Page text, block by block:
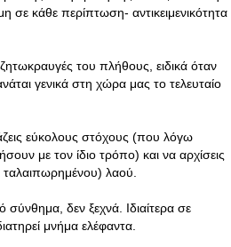
σε κάθε περίπτωση- αντικειμενικότητα
του πλήθους, ειδικά όταν
γενικά στη χώρα μας το τελευταίο
εύκολους στόχους (που λόγω
με τον ίδιο τρόπο) και να αρχίσεις
λαού.
δεν ξεχνά. Ιδιαίτερα σε
μνήμα ελέφαντα.